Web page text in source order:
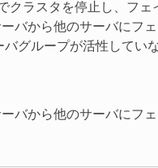
クラスタを停止し、フ
バから他のサーバにフ
グループが活性してい
バから他のサーバにフ